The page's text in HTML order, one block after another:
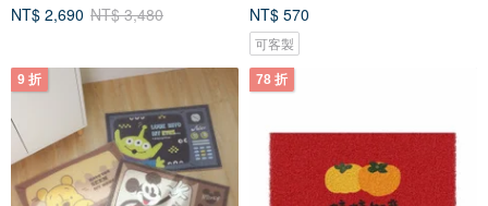
NT$ 2,690 NT$ 3,480
NT$ 570
可客製
9 折 78 折